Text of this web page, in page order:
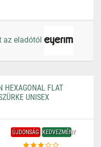
az eladótól
HEXAGONAL FLAT
UNISEX
ÚJDONSÁG KEDVEZMÉNY